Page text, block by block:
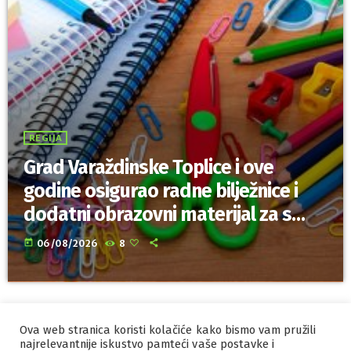
REGIJA
Grad Varaždinske Toplice i ove
godine osigurao radne bilježnice i
dodatni obrazovni materijal za sve
osnovnoškolce
today 06/08/2026 8
IZRADA I HOSTINGORBIS
Ova web stranica koristi kolačiće kako bismo vam pružili
najrelevantnije iskustvo pamteći vaše postavke i